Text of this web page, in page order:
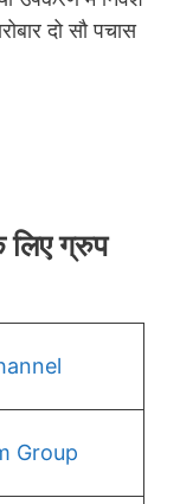
दो सौ पचास
लिए ग्रुप
Group